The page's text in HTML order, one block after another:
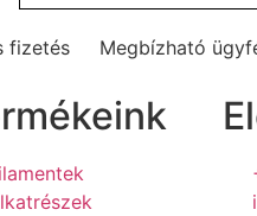
fizetés Megbízható